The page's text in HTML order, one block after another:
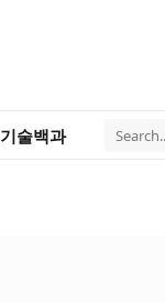
기술백과